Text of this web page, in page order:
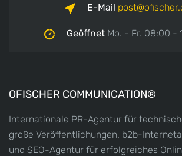
E-Mail post
GeöffnetMo. - Fr. 08:00 -
OFISCHER COMMUNICATION®
Internationale PR-Agentur für
große Veröffentlichungen. b2b-
und SEO-Agentur für erfolgreiches